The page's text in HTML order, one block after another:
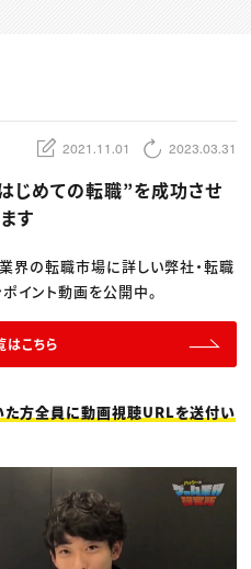
2021.11.01 2023.03.31
じめての転職”を成功させ
す
界の転職市場に詳しい弊社・転職
イント動画を公開中。
はこちら
た方全員に動画視聴URLを送付い